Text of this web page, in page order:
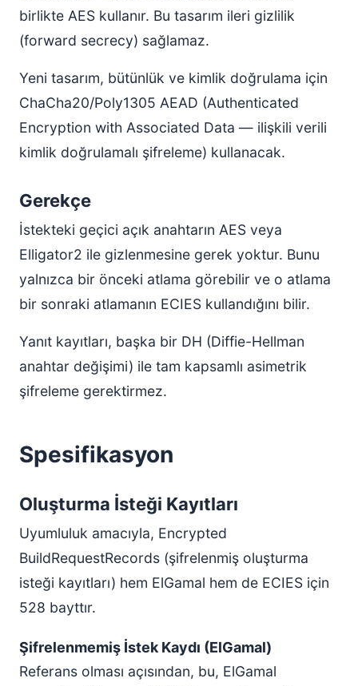
birlikte AES kullanır. Bu tasarım ileri gizlilik
(forward secrecy) sağlamaz.
Yeni tasarım, bütünlük ve kimlik doğrulama için
ChaCha20/Poly1305 AEAD (Authenticated
Encryption with Associated Data — ilişkili verili
kimlik doğrulamalı şifreleme) kullanacak.
Gerekçe
İstekteki geçici açık anahtarın AES veya
Elligator2 ile gizlenmesine gerek yoktur. Bunu
yalnızca bir önceki atlama görebilir ve o atlama
bir sonraki atlamanın ECIES kullandığını bilir.
Yanıt kayıtları, başka bir DH (Diffie-Hellman
anahtar değişimi) ile tam kapsamlı asimetrik
şifreleme gerektirmez.
Spesifikasyon
Oluşturma İsteği Kayıtları
Uyumluluk amacıyla, Encrypted
BuildRequestRecords (şifrelenmiş oluşturma
isteği kayıtları) hem ElGamal hem de ECIES için
528 bayttır.
Şifrelenmemiş İstek Kaydı (ElGamal)
Referans olması açısından, bu, ElGamal